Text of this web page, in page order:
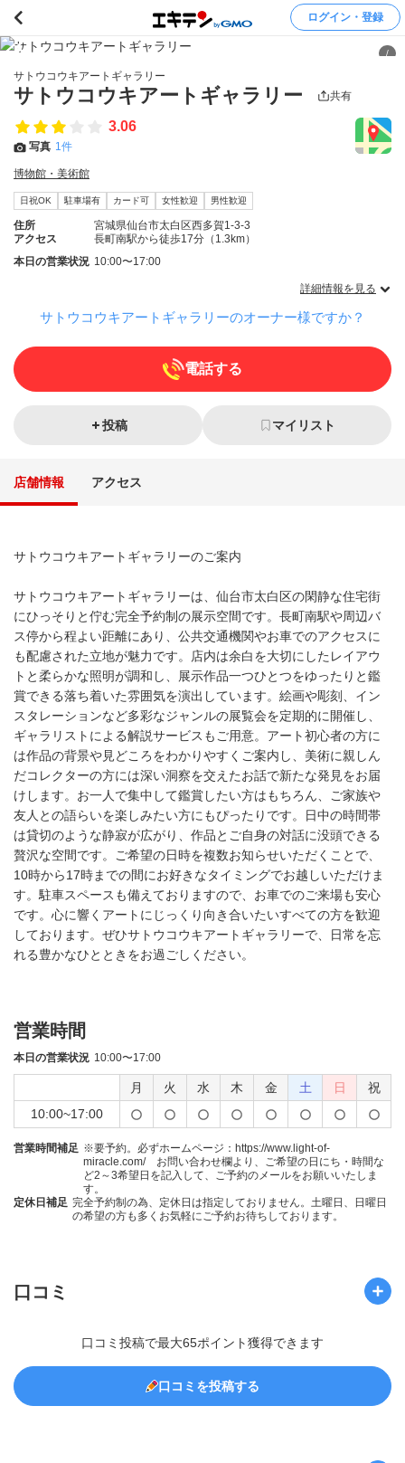
ログイン・登録
/
サトウコウキアートギャラリー
サトウコウキアートギャラリー 共有
3.06
写真 1件
博物館・美術館
日祝OK 駐車場有 カード可 女性歓迎 男性歓迎
住所
宮城県仙台市太白区西多賀1-3-3
アクセス
長町南駅から徒歩17分（1.3km）
本日の営業状況 10:00〜17:00
詳細情報を見る
サトウコウキアートギャラリーのオーナー様ですか？
電話する
投稿 マイリスト
店舗情報 アクセス
サトウコウキアートギャラリーのご案内
サトウコウキアートギャラリーは、仙台市太白区の閑静な住宅街
にひっそりと佇む完全予約制の展示空間です。長町南駅や周辺バ
ス停から程よい距離にあり、公共交通機関やお車でのアクセスに
も配慮された立地が魅力です。店内は余白を大切にしたレイアウ
トと柔らかな照明が調和し、展示作品一つひとつをゆったりと鑑
賞できる落ち着いた雰囲気を演出しています。絵画や彫刻、イン
スタレーションなど多彩なジャンルの展覧会を定期的に開催し、
ギャラリストによる解説サービスもご用意。アート初心者の方に
は作品の背景や見どころをわかりやすくご案内し、美術に親しん
だコレクターの方には深い洞察を交えたお話で新たな発見をお届
けします。お一人で集中して鑑賞したい方はもちろん、ご家族や
友人との語らいを楽しみたい方にもぴったりです。日中の時間帯
は貸切のような静寂が広がり、作品とご自身の対話に没頭できる
贅沢な空間です。ご希望の日時を複数お知らせいただくことで、
10時から17時までの間にお好きなタイミングでお越しいただけま
す。駐車スペースも備えておりますので、お車でのご来場も安心
です。心に響くアートにじっくり向き合いたいすべての方を歓迎
しております。ぜひサトウコウキアートギャラリーで、日常を忘
れる豊かなひとときをお過ごしください。
営業時間
本日の営業状況 10:00〜17:00
月 火 水 木 金 土 日
祝
10:00~17:00
営業時間補足 ※要予約。必ずホームページ：https://www.light-of-
miracle.com/ お問い合わせ欄より、ご希望の日にち・時間な
ど2～3希望日を記入して、ご予約のメールをお願いいたしま
す。
定休日補足 完全予約制の為、定休日は指定しておりません。土曜日、日曜日
の希望の方も多くお気軽にご予約お待ちしております。
口コミ
口コミ投稿で最大65ポイント獲得できます
口コミを投稿する